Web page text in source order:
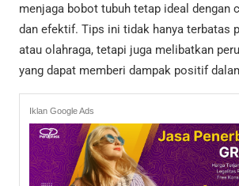
menjaga bobot tubuh tetap ideal dengan
dan efektif. Tips ini tidak hanya terbatas
atau olahraga, tetapi juga melibatkan
yang dapat memberi dampak positif
Iklan Google Ads